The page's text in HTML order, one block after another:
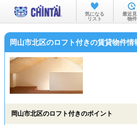
お部屋を探す
沿線・駅
物件特集
気になる
リスト
最近
物件
岡山市北区のロフト付きの賃貸物件情
岡山市北区のロフト付きのポイント